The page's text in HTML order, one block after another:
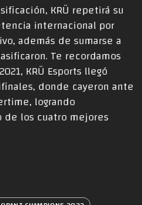
KRÜ repetirá su
internacional por
además de sumarse a
Te recordamos
KRÜ Esports llegó
donde cayeron ante
logrando
de los cuatro mejores